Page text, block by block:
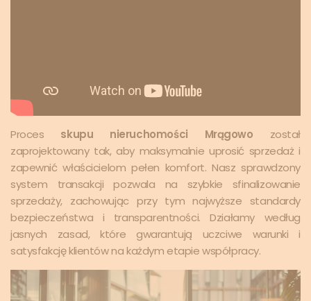
Proces skupu nieruchomości Mrągowo został
zaprojektowany tak, aby maksymalnie uprosić sprzedaż i
zapewnić właścicielom pełen komfort. Nasz sprawdzony
system transakcji pozwala na szybkie sfinalizowanie
sprzedaży, zachowując przy tym najwyższe standardy
bezpieczeństwa i transparentności. Działamy według
jasnych zasad, które gwarantują uczciwe warunki i
satysfakcję klientów na każdym etapie współpracy.